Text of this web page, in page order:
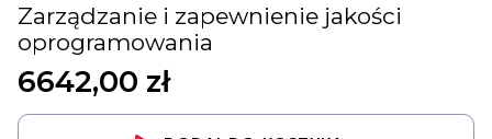
Zarządzanie i zapewnienie jakości
oprogramowania
6642,00 zł